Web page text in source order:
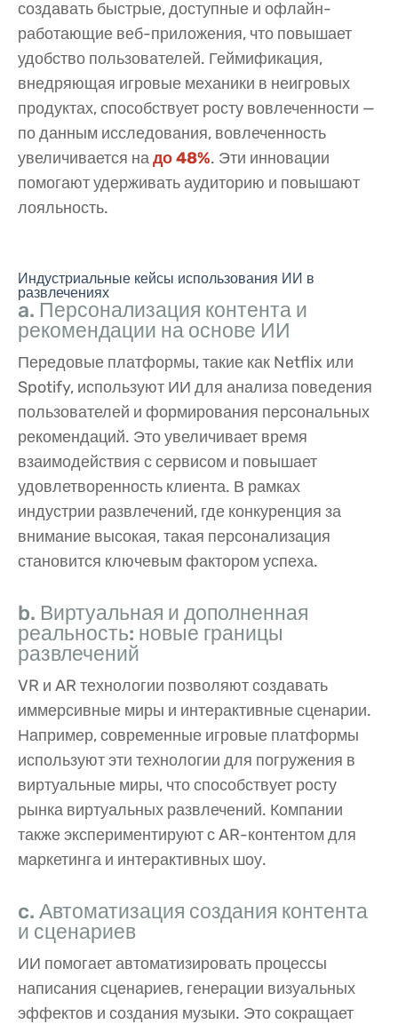
создавать быстрые, доступные и офлайн-
работающие веб-приложения, что повышает
удобство пользователей. Геймификация,
внедряющая игровые механики в неигровых
продуктах, способствует росту вовлеченности —
по данным исследования, вовлеченность
увеличивается надо 48%. Эти инновации
помогают удерживать аудиторию и повышают
лояльность.
Индустриальные кейсы использования ИИ в
развлечениях
a. Персонализация контента и
рекомендации на основе ИИ
Передовые платформы, такие как Netflix или
Spotify, используют ИИ для анализа поведения
пользователей и формирования персональных
рекомендаций. Это увеличивает время
взаимодействия с сервисом и повышает
удовлетворенность клиента. В рамках
индустрии развлечений, где конкуренция за
внимание высокая, такая персонализация
становится ключевым фактором успеха.
b. Виртуальная и дополненная
реальность: новые границы
развлечений
VR и AR технологии позволяют создавать
иммерсивные миры и интерактивные сценарии.
Например, современные игровые платформы
используют эти технологии для погружения в
виртуальные миры, что способствует росту
рынка виртуальных развлечений. Компании
также экспериментируют с AR-контентом для
маркетинга и интерактивных шоу.
c. Автоматизация создания контента
и сценариев
ИИ помогает автоматизировать процессы
написания сценариев, генерации визуальных
эффектов и создания музыки. Это сокращает